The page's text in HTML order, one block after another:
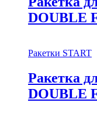
DOUBLE
Ракетки START
Ракетка
DOUBLE